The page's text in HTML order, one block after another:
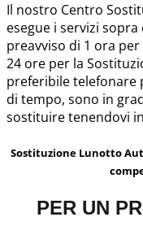
Il nostro Centro
esegue i servizi
preavviso di 1 ora
24 ore per la
preferibile telefonare
di tempo, sono in
sostituire tenendovi
Sostituzione Lunotto
PER UN